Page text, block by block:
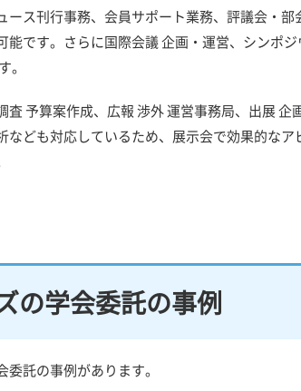
ス刊行事務、会員サポート業務、評議会・部
です。さらに国際会議 企画・運営、シンポ
予算案作成、広報 渉外 運営事務局、出展 企
ども対応しているため、展示会で効果的なア
の学会委託の事例
託の事例があります。